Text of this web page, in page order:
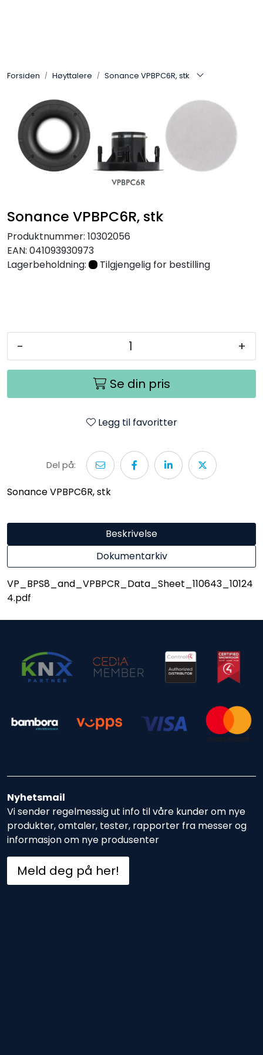
Forsiden Høyttalere Sonance VPBPC6R, stk
Sonance VPBPC6R, stk
Produktnummer: 10302056
EAN: 041093930973
Lagerbeholdning:
Tilgjengelig for bestilling
- +
Se din pris
Legg til favoritter
Del på:
Sonance VPBPC6R, stk
Beskrivelse
Dokumentarkiv
VP_BPS8_and_VPBPCR_Data_Sheet_110643_10124
4.pdf
Nyhetsmail
Vi sender regelmessig ut info til våre kunder om nye
produkter, omtaler, tester, rapporter fra messer og
informasjon om nye produsenter
Meld deg på her!
SONOS
Smarthus
KNX
Høyttalere
Kabler